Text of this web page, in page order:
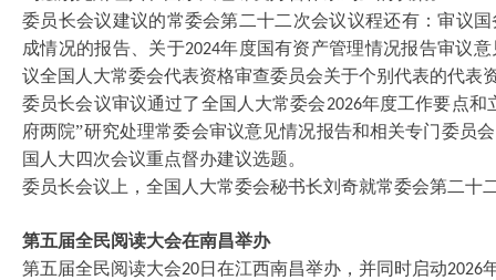
委员长会议建议的常委会第二十二次会议议程还有：审议
成情况的报告、关于2024年度国有资产管理情况报告审议
议全国人大常委会代表资格审查委员会关于个别代表的代表
委员长会议审议通过了全国人大常委会2026年度工作要点和
府两院”研究处理常委会审议意见情况报告和相关专门委员
国人大四次会议重点督办建议选题。
委员长会议上，全国人大常委会秘书长刘奇就常委会第二十
第五届全民阅读大会在南昌举办
第五届全民阅读大会20日在江西南昌举办，并同时启动2026